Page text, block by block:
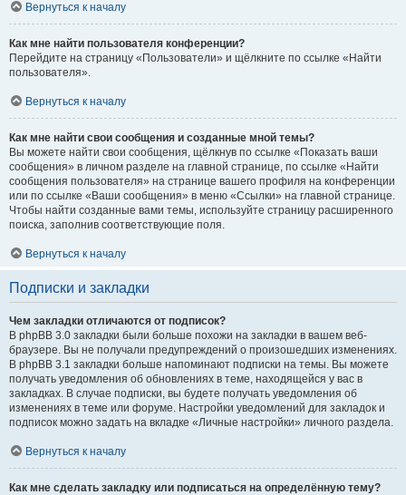
Вернуться к началу
Как мне найти пользователя конференции?
Перейдите на страницу «Пользователи» и щёлкните по ссылке «Найти
пользователя».
Вернуться к началу
Как мне найти свои сообщения и созданные мной темы?
Вы можете найти свои сообщения, щёлкнув по ссылке «Показать ваши
сообщения» в личном разделе на главной странице, по ссылке «Найти
сообщения пользователя» на странице вашего профиля на конференции
или по ссылке «Ваши сообщения» в меню «Ссылки» на главной странице.
Чтобы найти созданные вами темы, используйте страницу расширенного
поиска, заполнив соответствующие поля.
Вернуться к началу
Подписки и закладки
Чем закладки отличаются от подписок?
В phpBB 3.0 закладки были больше похожи на закладки в вашем веб-
браузере. Вы не получали предупреждений о произошедших изменениях.
В phpBB 3.1 закладки больше напоминают подписки на темы. Вы можете
получать уведомления об обновлениях в теме, находящейся у вас в
закладках. В случае подписки, вы будете получать уведомления об
изменениях в теме или форуме. Настройки уведомлений для закладок и
подписок можно задать на вкладке «Личные настройки» личного раздела.
Вернуться к началу
Как мне сделать закладку или подписаться на определённую тему?